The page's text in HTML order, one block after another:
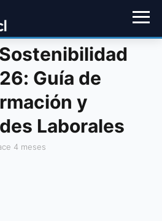
Guía de
y
Laborales
4 meses